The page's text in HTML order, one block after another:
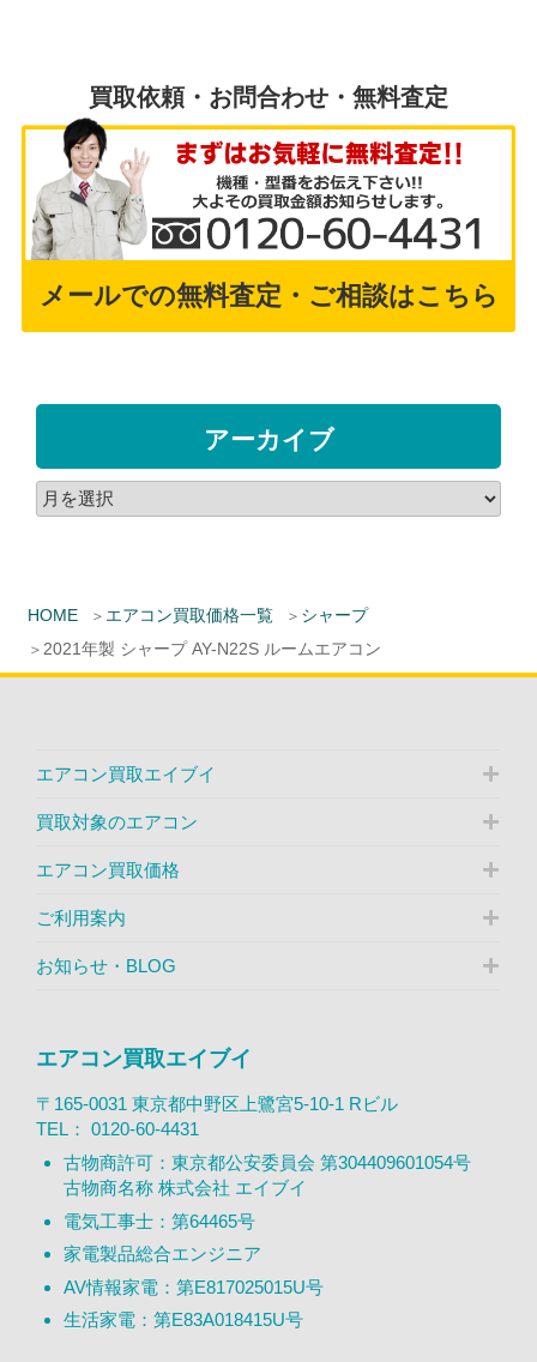
HOME エアコン買取価格一覧
シャープ
2021年製 シャープ AY-N22S ルームエアコン
買取依頼・お問合わせ・無料査定
メールでの無料査定・ご相談はこちら
アーカイブ
エアコン買取エイブイ
買取対象のエアコン
エアコン買取価格
ご利用案内
お知らせ・BLOG
エアコン買取エイブイ
〒165-0031 東京都中野区上鷺宮5-10-1 Rビル
TEL： 0120-60-4431
古物商許可：東京都公安委員会 第304409601054号
古物商名称 株式会社 エイブイ
電気工事士：第64465号
家電製品総合エンジニア
AV情報家電：第E817025015U号
生活家電：第E83A018415U号